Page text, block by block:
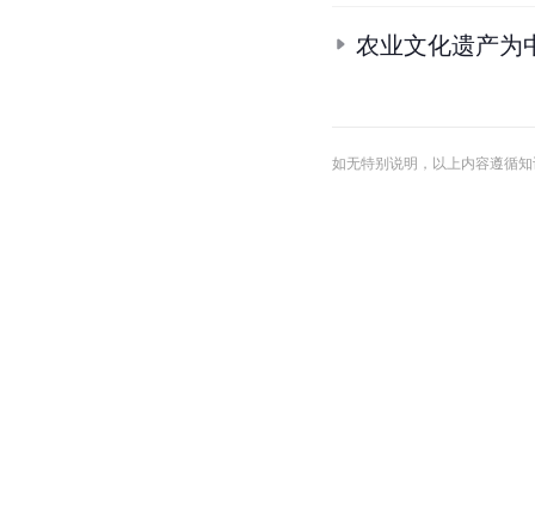
农业文化遗产为
如无特别说明，以上内容遵循